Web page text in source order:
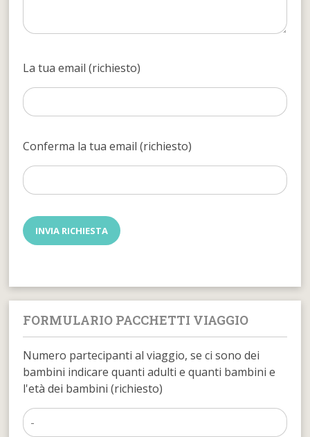
La tua email (richiesto)
Conferma la tua email (richiesto)
FORMULARIO PACCHETTI VIAGGIO
Numero partecipanti al viaggio, se ci sono dei
bambini indicare quanti adulti e quanti bambini e
l'età dei bambini (richiesto)